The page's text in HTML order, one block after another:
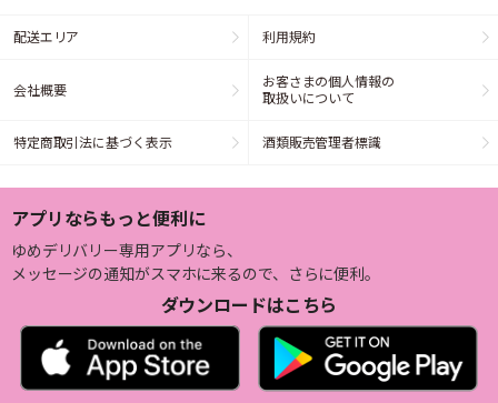
配送エリア 利用規約
会社概要
お客さまの個人情報の
取扱いについて
特定商取引法に基づく表示 酒類販売管理者標識
アプリならもっと便利に
ゆめデリバリー専用アプリなら、
メッセージの通知がスマホに来るので、さらに便利。
ダウンロードはこちら